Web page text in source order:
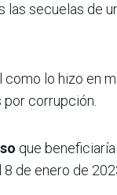
las secuelas de
como lo hizo en
por corrupción.
que
de enero de